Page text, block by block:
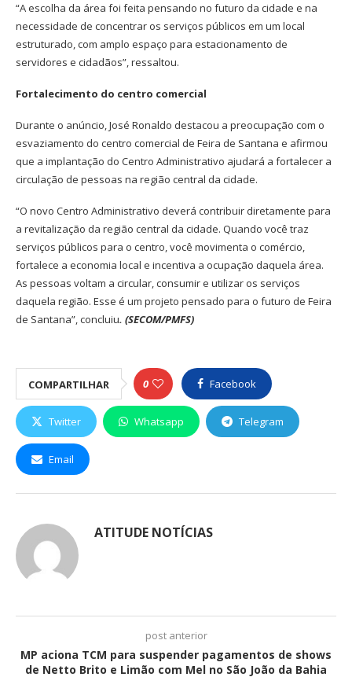
“A escolha da área foi feita pensando no futuro da cidade e na
necessidade de concentrar os serviços públicos em um local
estruturado, com amplo espaço para estacionamento de
servidores e cidadãos”, ressaltou.
Fortalecimento do centro comercial
Durante o anúncio, José Ronaldo destacou a preocupação com o
esvaziamento do centro comercial de Feira de Santana e afirmou
que a implantação do Centro Administrativo ajudará a fortalecer a
circulação de pessoas na região central da cidade.
“O novo Centro Administrativo deverá contribuir diretamente para
a revitalização da região central da cidade. Quando você traz
serviços públicos para o centro, você movimenta o comércio,
fortalece a economia local e incentiva a ocupação daquela área.
As pessoas voltam a circular, consumir e utilizar os serviços
daquela região. Esse é um projeto pensado para o futuro de Feira
de Santana”, concluiu. (SECOM/PMFS)
COMPARTILHAR 0 Facebook
Twitter Whatsapp Telegram
Email
ATITUDE NOTÍCIAS
post anterior
MP aciona TCM para suspender pagamentos de shows
de Netto Brito e Limão com Mel no São João da Bahia